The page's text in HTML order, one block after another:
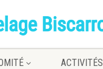
ACTIVITÉS